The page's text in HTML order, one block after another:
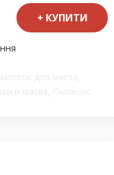
КУПИТИ
для масла,
и масла, Пылесос